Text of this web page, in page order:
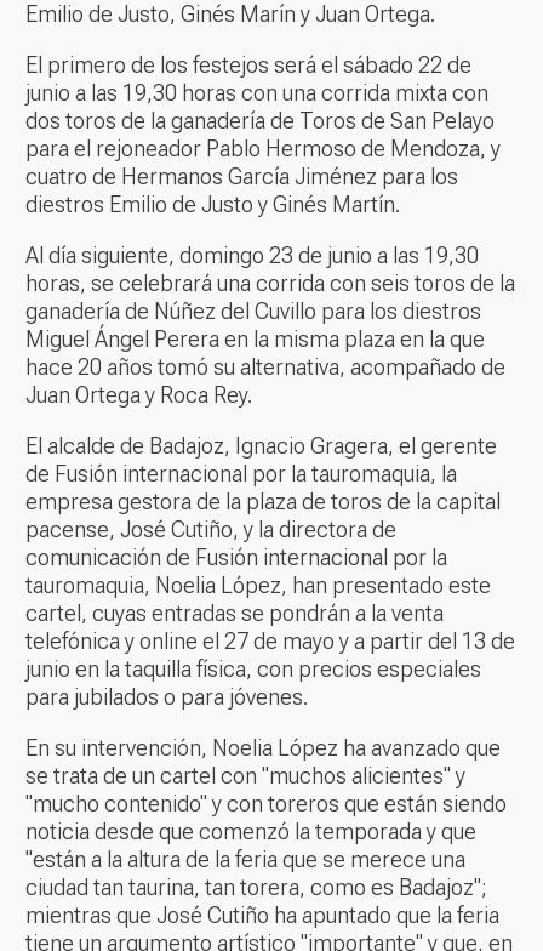
Emilio de Justo, Ginés Marín y Juan Ortega.
El primero de los festejos será el sábado 22 de
junio a las 19,30 horas con una corrida mixta con
dos toros de la ganadería de Toros de San Pelayo
para el rejoneador Pablo Hermoso de Mendoza, y
cuatro de Hermanos García Jiménez para los
diestros Emilio de Justo y Ginés Martín.
Al día siguiente, domingo 23 de junio a las 19,30
horas, se celebrará una corrida con seis toros de la
ganadería de Núñez del Cuvillo para los diestros
Miguel Ángel Perera en la misma plaza en la que
hace 20 años tomó su alternativa, acompañado de
Juan Ortega y Roca Rey.
El alcalde de Badajoz, Ignacio Gragera, el gerente
de Fusión internacional por la tauromaquia, la
empresa gestora de la plaza de toros de la capital
pacense, José Cutiño, y la directora de
comunicación de Fusión internacional por la
tauromaquia, Noelia López, han presentado este
cartel, cuyas entradas se pondrán a la venta
telefónica y online el 27 de mayo y a partir del 13 de
junio en la taquilla física, con precios especiales
para jubilados o para jóvenes.
En su intervención, Noelia López ha avanzado que
se trata de un cartel con "muchos alicientes" y
"mucho contenido" y con toreros que están siendo
noticia desde que comenzó la temporada y que
"están a la altura de la feria que se merece una
ciudad tan taurina, tan torera, como es Badajoz";
mientras que José Cutiño ha apuntado que la feria
tiene un argumento artístico "importante" y que, en